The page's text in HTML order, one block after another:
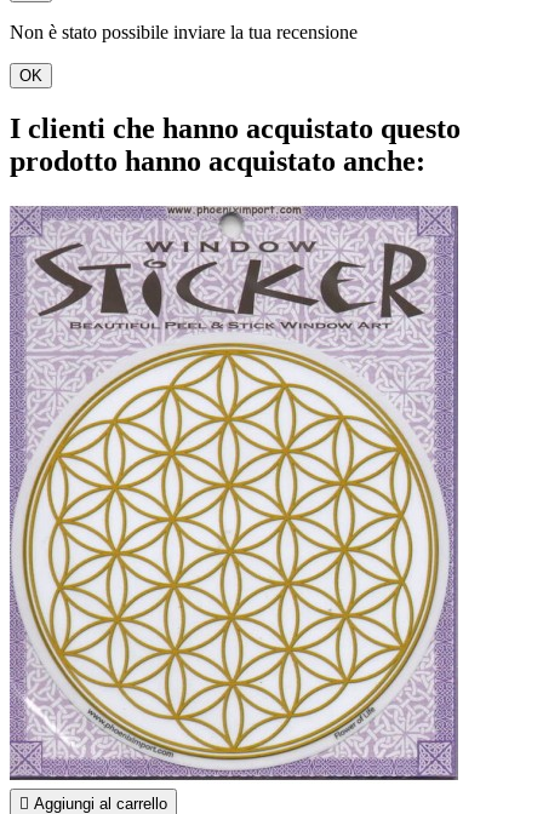
Non è stato possibile inviare la tua recensione
OK
I clienti che hanno acquistato questo
prodotto hanno acquistato anche:
 Aggiungi al carrello